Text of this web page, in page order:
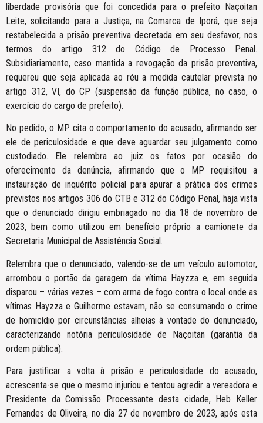
liberdade provisória que foi concedida para o prefeito Naçoitan
Leite, solicitando para a Justiça, na Comarca de Iporá, que seja
restabelecida a prisão preventiva decretada em seu desfavor, nos
termos do artigo 312 do Código de Processo Penal.
Subsidiariamente, caso mantida a revogação da prisão preventiva,
requereu que seja aplicada ao réu a medida cautelar prevista no
artigo 312, VI, do CP (suspensão da função pública, no caso, o
exercício do cargo de prefeito).
No pedido, o MP cita o comportamento do acusado, afirmando ser
ele de periculosidade e que deve aguardar seu julgamento como
custodiado. Ele relembra ao juiz os fatos por ocasião do
oferecimento da denúncia, afirmando que o MP requisitou a
instauração de inquérito policial para apurar a prática dos crimes
previstos nos artigos 306 do CTB e 312 do Código Penal, haja vista
que o denunciado dirigiu embriagado no dia 18 de novembro de
2023, bem como utilizou em benefício próprio a camionete da
Secretaria Municipal de Assistência Social.
Relembra que o denunciado, valendo-se de um veículo automotor,
arrombou o portão da garagem da vítima Hayzza e, em seguida
disparou – várias vezes – com arma de fogo contra o local onde as
vítimas Hayzza e Guilherme estavam, não se consumando o crime
de homicídio por circunstâncias alheias à vontade do denunciado,
caracterizando notória periculosidade de Naçoitan (garantia da
ordem pública).
Para justificar a volta à prisão e periculosidade do acusado,
acrescenta-se que o mesmo injuriou e tentou agredir a vereadora e
Presidente da Comissão Processante desta cidade, Heb Keller
Fernandes de Oliveira, no dia 27 de novembro de 2023, após esta